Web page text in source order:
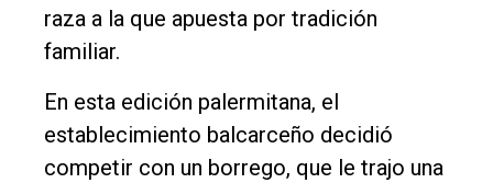
raza a la que apuesta por tradición
familiar.
En esta edición palermitana, el
establecimiento balcarceño decidió
competir con un borrego, que le trajo una